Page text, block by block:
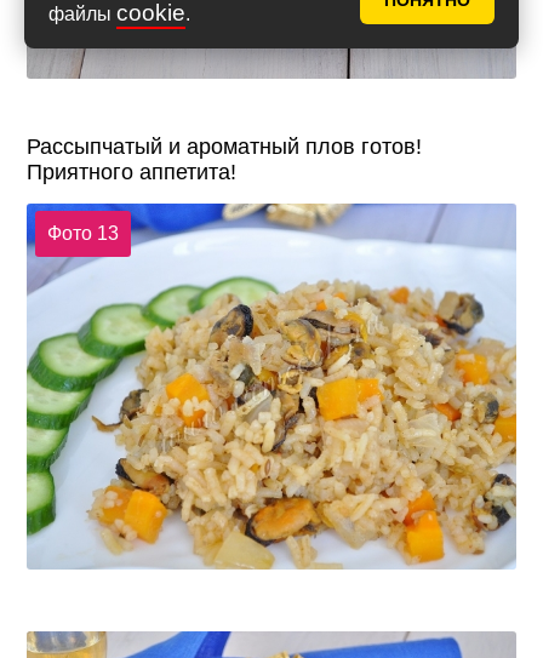
файлы cookie.
Рассыпчатый и ароматный плов готов!
Приятного аппетита!
Фото 13